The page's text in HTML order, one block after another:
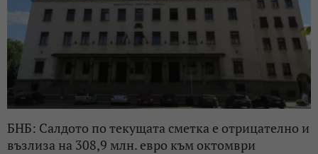
БНБ: Салдото по текущата сметка е отрицателно и
възлиза на 308,9 млн. евро към октомври